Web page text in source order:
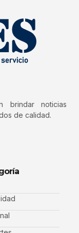
brindar noticias
de calidad.